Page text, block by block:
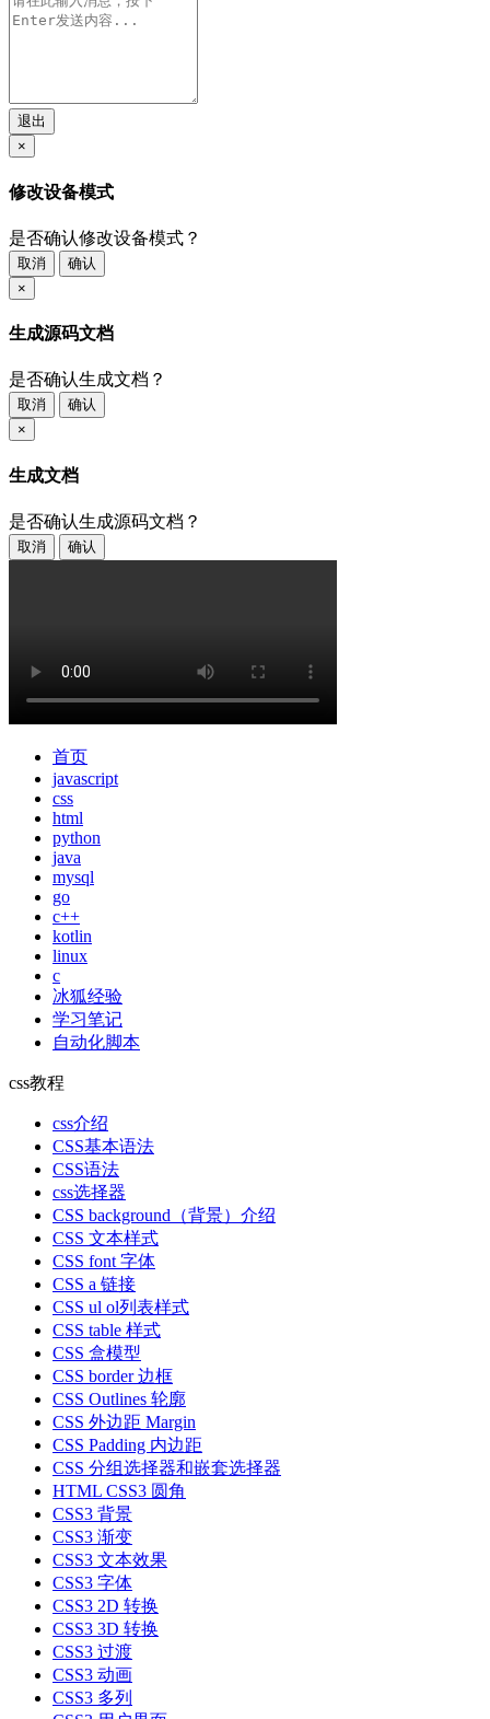
退出
×
修改设备模式
是否确认修改设备模式？
取消
确认
×
生成源码文档
是否确认生成文档？
取消
确认
×
生成文档
是否确认生成源码文档？
取消 确认
首页
javascript
css
html
python
java
mysql
go
c++
kotlin
linux
c
冰狐经验
学习笔记
自动化脚本
css教程
css介绍
CSS基本语法
CSS语法
css选择器
CSS background（背景）介绍
CSS 文本样式
CSS font 字体
CSS a 链接
CSS ul ol列表样式
CSS table 样式
CSS 盒模型
CSS border 边框
CSS Outlines 轮廓
CSS 外边距 Margin
CSS Padding 内边距
CSS 分组选择器和嵌套选择器
HTML CSS3 圆角
CSS3 背景
CSS3 渐变
CSS3 文本效果
CSS3 字体
CSS3 2D 转换
CSS3 3D 转换
CSS3 过渡
CSS3 动画
CSS3 多列